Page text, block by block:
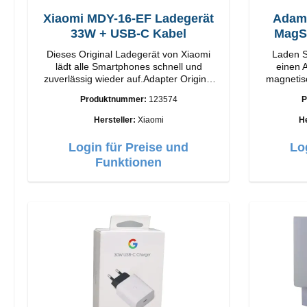
Xiaomi MDY-16-EF Ladegerät
33W + USB-C Kabel
Dieses Original Ladegerät von Xiaomi
lädt alle Smartphones schnell und
zuverlässig wieder auf.Adapter Original
Anschlüsse: USB-A Output: 33W Farbe:
Produktnummer: 123574
Hersteller: Xiaomi
Login für Preise und
Funktionen
Laden
einen
bietet
iPhone
auf Auf